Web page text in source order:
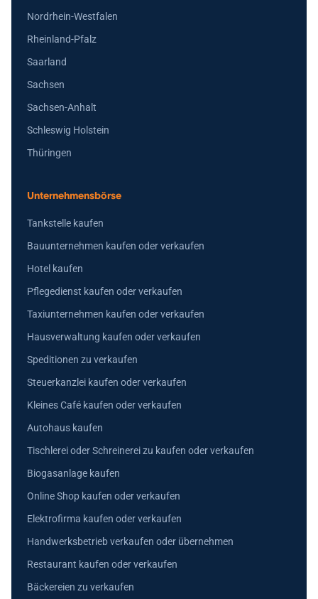
Nordrhein-Westfalen
Rheinland-Pfalz
Saarland
Sachsen
Sachsen-Anhalt
Schleswig Holstein
Thüringen
Unternehmensbörse
Tankstelle kaufen
Bauunternehmen kaufen oder verkaufen
Hotel kaufen
Pflegedienst kaufen oder verkaufen
Taxiunternehmen kaufen oder verkaufen
Hausverwaltung kaufen oder verkaufen
Speditionen zu verkaufen
Steuerkanzlei kaufen oder verkaufen
Kleines Café kaufen oder verkaufen
Autohaus kaufen
Tischlerei oder Schreinerei zu kaufen oder verkaufen
Biogasanlage kaufen
Online Shop kaufen oder verkaufen
Elektrofirma kaufen oder verkaufen
Handwerksbetrieb verkaufen oder übernehmen
Restaurant kaufen oder verkaufen
Bäckereien zu verkaufen